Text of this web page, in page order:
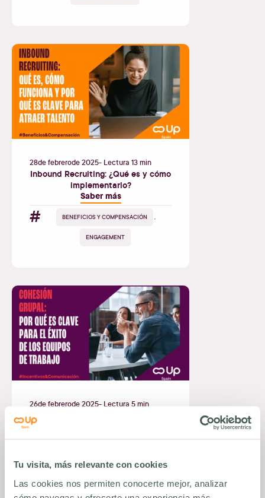
Tu visita, más relevante con cookies
Las cookies nos permiten conocerte mejor, analizar
28defebrerode2025- Lectura 13 min
Inbound Recruiting: ¿Qué es y cómo
implementarlo?
Saber más
# BENEFICIOS Y COMPENSACIÓN
ENGAGEMENT
26defebrerode2025- Lectura 5 min
Cohesión Grupal: clave del éxito en
#